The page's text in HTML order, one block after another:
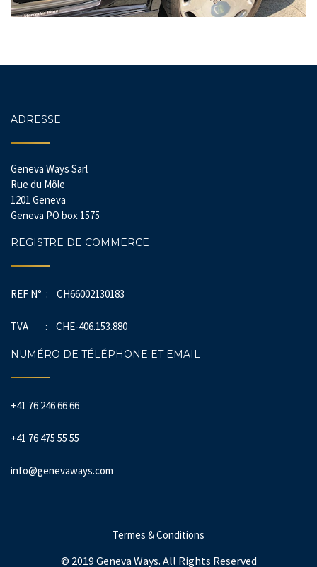
ADRESSE
Geneva Ways Sarl
Rue du Môle
1201 Geneva
Geneva PO box 1575
REGISTRE DE COMMERCE
REF N° : CH66002130183
TVA : CHE-406.153.880
NUMÉRO DE TÉLÉPHONE ET EMAIL
+41 76 246 66 66
+41 76 475 55 55
info@genevaways.com
Termes & Conditions
© 2019 Geneva Ways. All Rights Reserved